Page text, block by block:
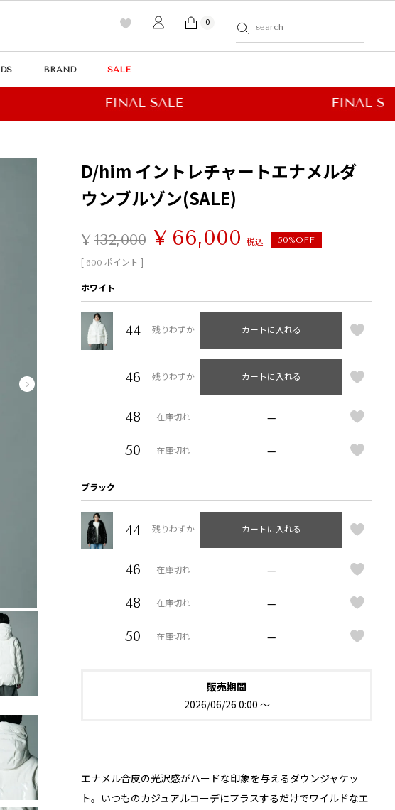
0
BRAND SALE
D/him イントレチャートエナメルダ
ウンブルゾン(SALE)
¥ 132,000 ¥ 66,000 税込 50%OFF
[ 600 ポイント ]
ホワイト
44 残りわずか カートに入れる
46 残りわずか カートに入れる
48 在庫切れ —
50 在庫切れ —
ブラック
44 残りわずか カートに入れる
46 在庫切れ —
48 在庫切れ —
50 在庫切れ —
販売期間
2026/06/26 0:00 〜
エナメル合皮の光沢感がハードな印象を与えるダウンジャケッ
ト。いつものカジュアルコーデにプラスするだけでワイルドなエ